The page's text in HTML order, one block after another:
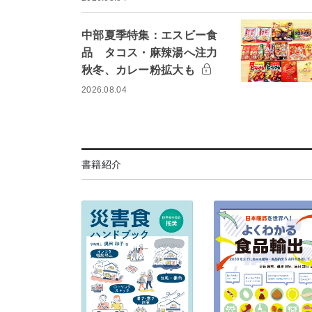
中部夏季特集：エスビー食
品 タコス・麻辣湯へ注力
秋冬、カレー粉拡大も
2026.08.04
書籍紹介